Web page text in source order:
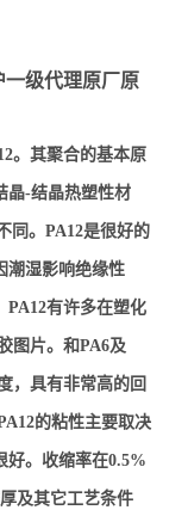
一级代理原厂原
。其聚合的基本原
晶-结晶热塑性材
同。PA12是很好的
潮湿影响绝缘性
PA12有许多在塑化
图片。和PA6及
，具有非常高的回
的粘性主要取决
好。收缩率在0.5%
及其它工艺条件